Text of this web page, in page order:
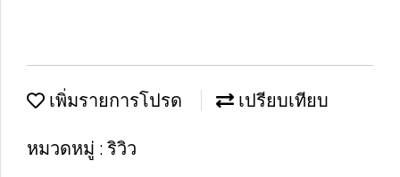
เพิ่มรายการโปรด เปรียบเทียบ
หมวดหมู่ : ริวิว